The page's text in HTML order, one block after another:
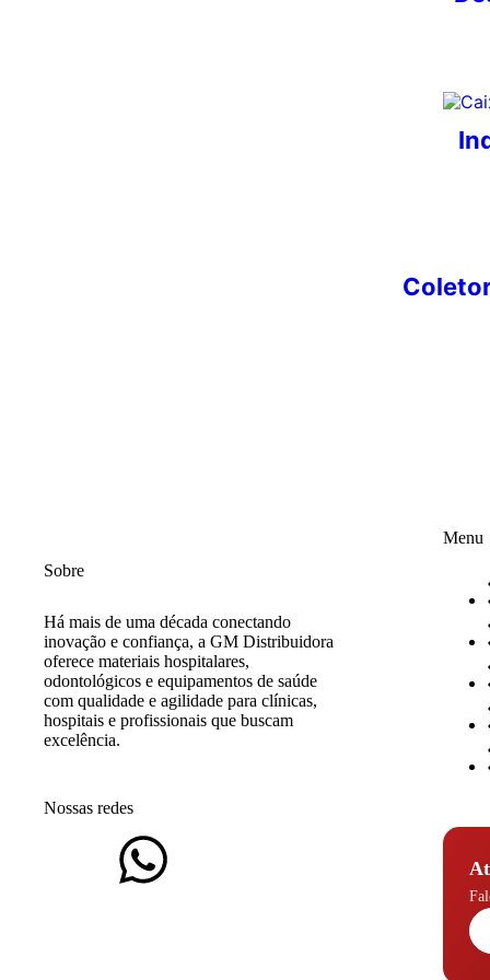
Sobre
Há mais de uma década conectando
inovação e confiança, a GM Distribuidora
oferece materiais hospitalares,
odontológicos e equipamentos de saúde
com qualidade e agilidade para clínicas,
hospitais e profissionais que buscam
excelência.
Nossas redes
Menu